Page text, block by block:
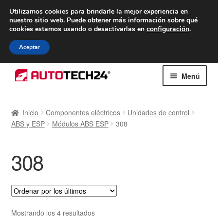
ENTREGA desde 7 EUR
De lunes a viernes de 9 a. m. a 4 p. m.
navegación
al
Menú
Caja registradora
Inicio Componentes eléctricos
Unidades de control
ABS y ESP
Módulos ABS ESP 308
308
Mostrando los 4 resultadosOrdenado
Utilizamos cookies para brindarle la mejor experiencia en
nuestro sitio web. Puede obtener más información sobre qué
cookies estamos usando o desactivarlas en configuración.
Aceptar